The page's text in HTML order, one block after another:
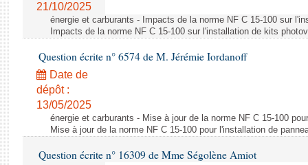
21/10/2025
énergie et carburants - Impacts de la norme NF C 15-100 sur
Impacts de la norme NF C 15-100 sur l'installation de kits
Question écrite n° 6574 de M. Jérémie Iordanoff
Date de
dépôt :
13/05/2025
énergie et carburants - Mise à jour de la norme NF C 15-100
Mise à jour de la norme NF C 15-100 pour l'installation de
Question écrite n° 16309 de Mme Ségolène Amiot